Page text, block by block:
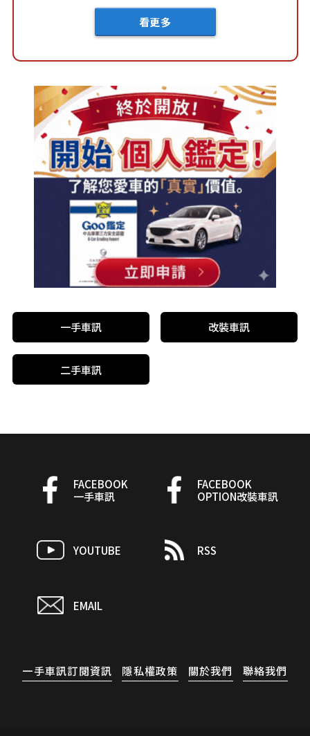
看更多
一手車訊 改裝車訊
二手車訊
FACEBOOK
一手車訊
FACEBOOK
OPTION改裝車訊
YOUTUBE RSS
EMAIL
一手車訊訂閱資訊 隱私權政策 關於我們 聯絡我們